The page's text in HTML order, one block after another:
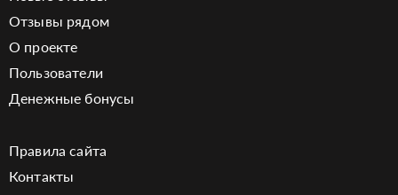
Отзывы рядом
О проекте
Пользователи
Денежные бонусы
Правила сайта
Контакты